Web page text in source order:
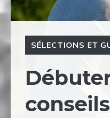
SÉLECTIONS ET